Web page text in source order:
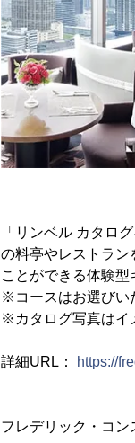
「リンベル カタロ
の料亭やレストラン
ことができる体験型
※コースはお選びい
※カタログ写真はイ
詳細URL： https://
フレデリック・コン